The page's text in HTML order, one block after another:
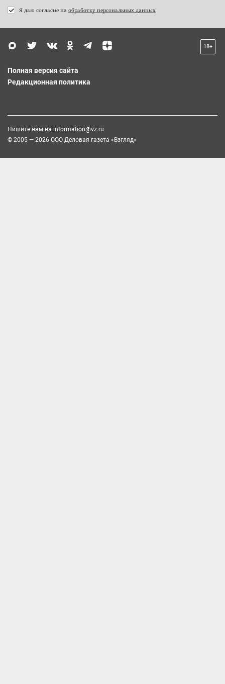
Я даю согласие на обработку персональных данных
18+
Полная версия сайта
Редакционная политика
Пишите нам на information@vz.ru
© 2005 — 2026 ООО Деловая газета «Взгляд»